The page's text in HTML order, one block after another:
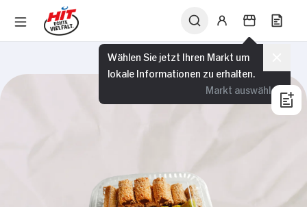
Wählen Sie jetzt Ihren Markt um
lokale Informationen zu erhalten.
Markt auswählen